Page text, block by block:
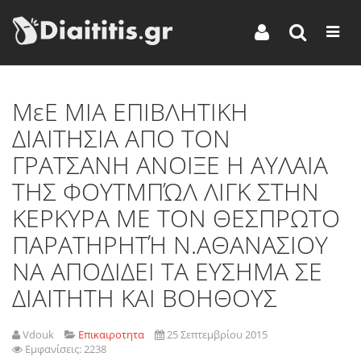
ΜεΕ ΜΙΑ ΕΠΙΒΛΗΤΙΚΗ
ΔΙΑΙΤΗΣΙΑ ΑΠΟ ΤΟΝ
ΓΡΑΤΣΑΝΗ ΑΝΟΙΞΕ Η ΑΥΛΑΙΑ
ΤΗΣ ΦΟΥΤΜΠΏΛ ΛΙΓΚ ΣΤΗΝ
ΚΕΡΚΥΡΑ ΜΕ ΤΟΝ ΘΕΣΠΡΩΤΟ
ΠΑΡΑΤΗΡΗΤΉ Ν.ΑΘΑΝΑΣΙΟΥ
ΝΑ ΑΠΟΔΙΔΕΙ ΤΑ ΕΥΣΗΜΑ ΣΕ
ΔΙΑΙΤΗΤΗ ΚΑΙ ΒΟΗΘΟΥΣ
Vdouk Επικαιροτητα
25 Σεπτεμβρίου 2015
Εμφανίσεις: 2238